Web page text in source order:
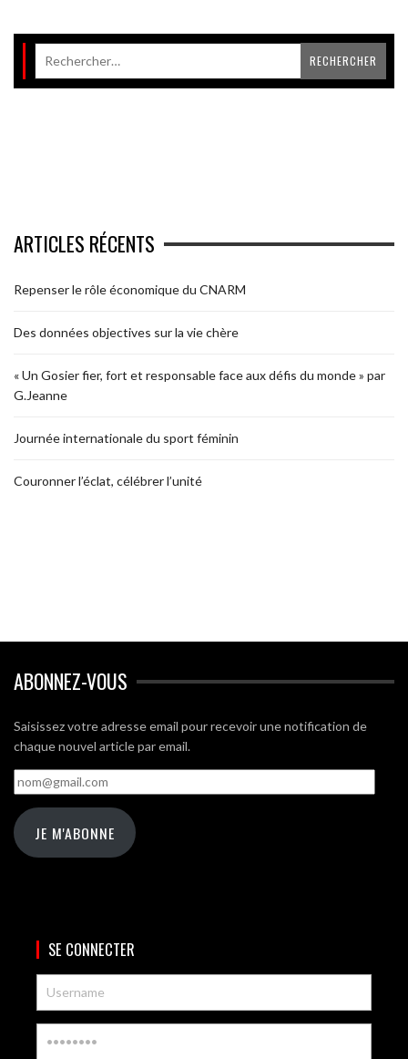
ARTICLES RÉCENTS
Repenser le rôle économique du CNARM
Des données objectives sur la vie chère
« Un Gosier fier, fort et responsable face aux défis du monde » par
G.Jeanne
Journée internationale du sport féminin
Couronner l’éclat, célébrer l’unité
ABONNEZ-VOUS
Saisissez votre adresse email pour recevoir une notification de
chaque nouvel article par email.
nom@gmail.com
JE M'ABONNE
SE CONNECTER